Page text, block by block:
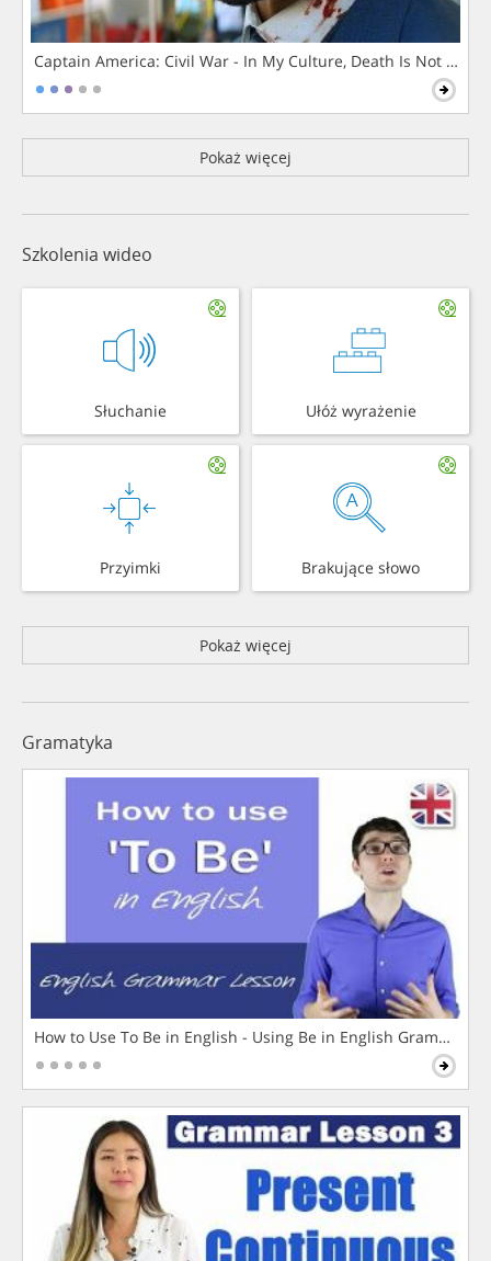
Captain America: Civil War - In My Culture, Death Is Not The
Pokaż więcej
Szkolenia wideo
Słuchanie Ułóż wyrażenie
Przyimki Brakujące słowo
Pokaż więcej
Gramatyka
How to Use To Be in English - Using Be in English Grammar